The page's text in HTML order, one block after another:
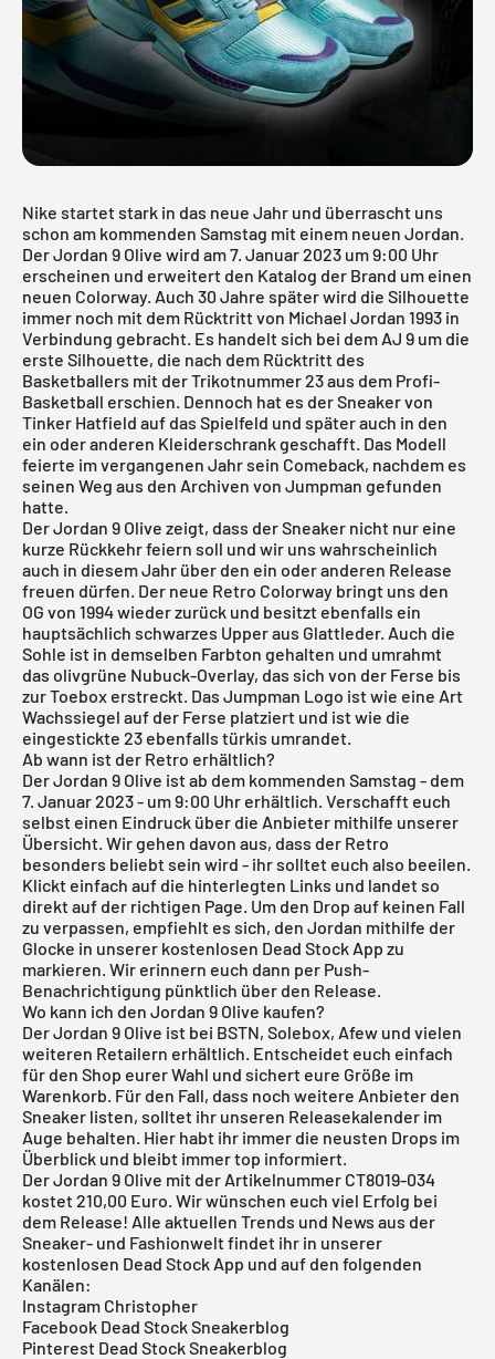
Nike startet stark in das neue Jahr und überrascht uns
schon am kommenden Samstag mit einem neuen Jordan.
Der Jordan 9 Olive wird am 7. Januar 2023 um 9:00 Uhr
erscheinen und erweitert den Katalog der Brand um einen
neuen Colorway. Auch 30 Jahre später wird die Silhouette
immer noch mit dem Rücktritt von Michael Jordan 1993 in
Verbindung gebracht. Es handelt sich bei dem AJ 9 um die
erste Silhouette, die nach dem Rücktritt des
Basketballers mit der Trikotnummer 23 aus dem Profi-
Basketball erschien. Dennoch hat es der Sneaker von
Tinker Hatfield auf das Spielfeld und später auch in den
ein oder anderen Kleiderschrank geschafft. Das Modell
feierte im vergangenen Jahr sein Comeback, nachdem es
seinen Weg aus den Archiven von Jumpman gefunden
hatte.
Der Jordan 9 Olive zeigt, dass der Sneaker nicht nur eine
kurze Rückkehr feiern soll und wir uns wahrscheinlich
auch in diesem Jahr über den ein oder anderen Release
freuen dürfen. Der neue Retro Colorway bringt uns den
OG von 1994 wieder zurück und besitzt ebenfalls ein
hauptsächlich schwarzes Upper aus Glattleder. Auch die
Sohle ist in demselben Farbton gehalten und umrahmt
das olivgrüne Nubuck-Overlay, das sich von der Ferse bis
zur Toebox erstreckt. Das Jumpman Logo ist wie eine Art
Wachssiegel auf der Ferse platziert und ist wie die
eingestickte 23 ebenfalls türkis umrandet.
Ab wann ist der Retro erhältlich?
Der Jordan 9 Olive ist ab dem kommenden Samstag - dem
7. Januar 2023 - um 9:00 Uhr erhältlich. Verschafft euch
selbst einen Eindruck über die Anbieter mithilfe unserer
Übersicht. Wir gehen davon aus, dass der Retro
besonders beliebt sein wird - ihr solltet euch also beeilen.
Klickt einfach auf die hinterlegten Links und landet so
direkt auf der richtigen Page. Um den Drop auf keinen Fall
zu verpassen, empfiehlt es sich, den Jordan mithilfe der
Glocke in unserer kostenlosen Dead Stock App zu
markieren. Wir erinnern euch dann per Push-
Benachrichtigung pünktlich über den Release.
Wo kann ich den Jordan 9 Olive kaufen?
Der Jordan 9 Olive ist bei BSTN, Solebox, Afew und vielen
weiteren Retailern erhältlich. Entscheidet euch einfach
für den Shop eurer Wahl und sichert eure Größe im
Warenkorb. Für den Fall, dass noch weitere Anbieter den
Sneaker listen, solltet ihr unseren Releasekalender im
Auge behalten. Hier habt ihr immer die neusten Drops im
Überblick und bleibt immer top informiert.
Der Jordan 9 Olive mit der Artikelnummer CT8019-034
kostet 210,00 Euro. Wir wünschen euch viel Erfolg bei
dem Release! Alle aktuellen Trends und News aus der
Sneaker- und Fashionwelt findet ihr in unserer
kostenlosen Dead Stock App und auf den folgenden
Kanälen:
Instagram Christopher
Facebook Dead Stock Sneakerblog
Pinterest Dead Stock Sneakerblog